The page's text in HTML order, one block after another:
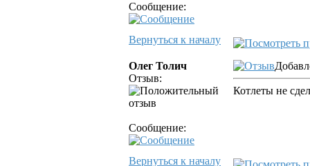
Сообщение:
Вернуться к началу
Олег Толич
Отзыв:
Сообщение:
Котлеты не
Вернуться к началу